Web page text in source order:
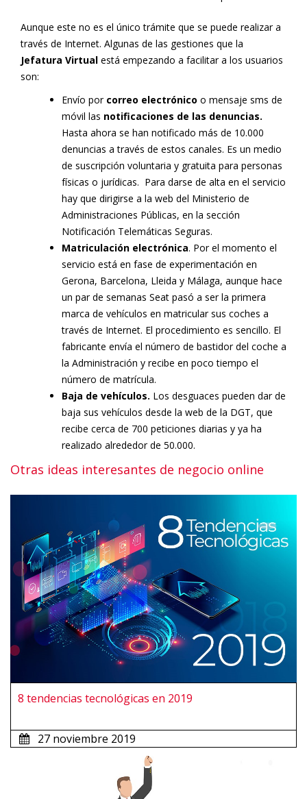
Aunque este no es el único trámite que se puede realizar a
través de Internet. Algunas de las gestiones que la
Jefatura Virtual está empezando a facilitar a los usuarios
son:
Envío por correo electrónico o mensaje sms de
móvil las notificaciones de las denuncias.
Hasta ahora se han notificado más de 10.000
denuncias a través de estos canales. Es un medio
de suscripción voluntaria y gratuita para personas
físicas o jurídicas. Para darse de alta en el servicio
hay que dirigirse a la web del Ministerio de
Administraciones Públicas, en la sección
Notificación Telemáticas Seguras.
Matriculación electrónica. Por el momento el
servicio está en fase de experimentación en
Gerona, Barcelona, Lleida y Málaga, aunque hace
un par de semanas Seat pasó a ser la primera
marca de vehículos en matricular sus coches a
través de Internet. El procedimiento es sencillo. El
fabricante envía el número de bastidor del coche a
la Administración y recibe en poco tiempo el
número de matrícula.
Baja de vehículos. Los desguaces pueden dar de
baja sus vehículos desde la web de la DGT, que
recibe cerca de 700 peticiones diarias y ya ha
realizado alrededor de 50.000.
Otras ideas interesantes de negocio online
8 tendencias tecnológicas en 2019
27 noviembre 2019